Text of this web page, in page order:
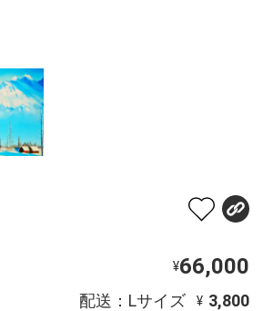
¥66,000
配送：Lサイズ ¥ 3,800